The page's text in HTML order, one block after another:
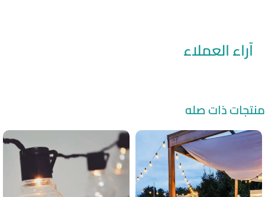
آراء العملاء
منتجات ذات صله